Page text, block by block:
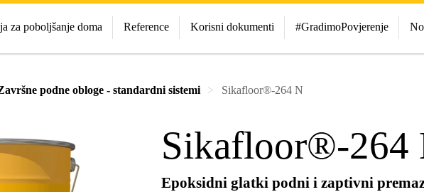
za poboljšanje doma Reference Korisni dokumenti #GradimoPovjerenje
podne obloge - standardni sistemi Sikafloor®-264 N
Sikafloor®-264
Epoksidni glatki podni i zaptivni